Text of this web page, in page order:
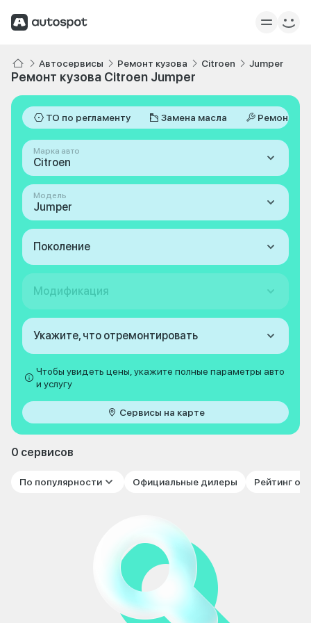
Автосервисы Ремонт кузова Citroen Jumper
Ремонт кузова Citroen Jumper
ТО по регламенту Замена масла Ремонт
Марка авто
Citroen
Модель
Jumper
Поколение
Модификация
Укажите, что отремонтировать
Чтобы увидеть цены, укажите полные параметры авто
и услугу
Сервисы на карте
0 сервисов
По популярности Официальные дилеры Рейтинг